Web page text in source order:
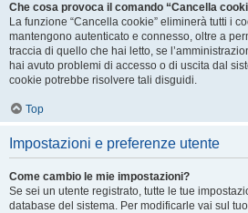
Che cosa provoca il comando “Cancella
La funzione “Cancella cookie” eliminerà tutti i
mantengono autenticato e connesso, oltre a
traccia di quello che hai letto, se
hai avuto problemi di accesso o di uscita dal
cookie potrebbe risolvere tali disguidi.
Top
Impostazioni e preferenze utente
Come cambio le mie impostazioni?
Se sei un utente registrato, tutte le tue
database del sistema. Per modificarle vai sul